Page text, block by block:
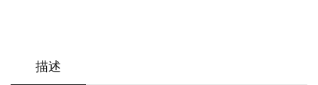
描述